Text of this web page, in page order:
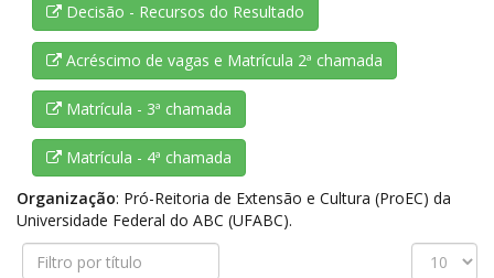
Decisão - Recursos do Resultado
Acréscimo de vagas e Matrícula 2ª chamada
Matrícula - 3ª chamada
Matrícula - 4ª chamada
Organização: Pró-Reitoria de Extensão e Cultura (ProEC) da
Universidade Federal do ABC (UFABC).
Filtro
Exibir